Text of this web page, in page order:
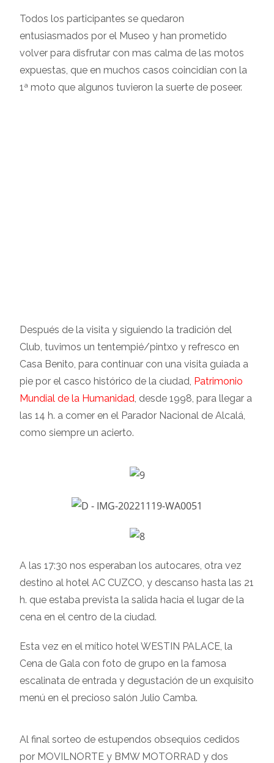
Todos los participantes se quedaron
entusiasmados por el Museo y han prometido
volver para disfrutar con mas calma de las motos
expuestas, que en muchos casos coincidían con la
1ª moto que algunos tuvieron la suerte de poseer.
Después de la visita y siguiendo la tradición del
Club, tuvimos un tentempié/pintxo y refresco en
Casa Benito, para continuar con una visita guiada a
pie por el casco histórico de la ciudad, Patrimonio
Mundial de la Humanidad , desde 1998, para llegar a
las 14 h. a comer en el Parador Nacional de Alcalá,
como siempre un acierto.
A las 17:30 nos esperaban los autocares, otra vez
destino al hotel AC CUZCO, y descanso hasta las 21
h. que estaba prevista la salida hacia el lugar de la
cena en el centro de la ciudad.
Esta vez en el mítico hotel WESTIN PALACE, la
Cena de Gala con foto de grupo en la famosa
escalinata de entrada y degustación de un exquisito
menú en el precioso salón Julio Camba.
Al final sorteo de estupendos obsequios cedidos
por MOVILNORTE y BMW MOTORRAD y dos